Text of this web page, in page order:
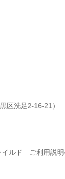
区洗足2-16-21）
ルド ご利用説